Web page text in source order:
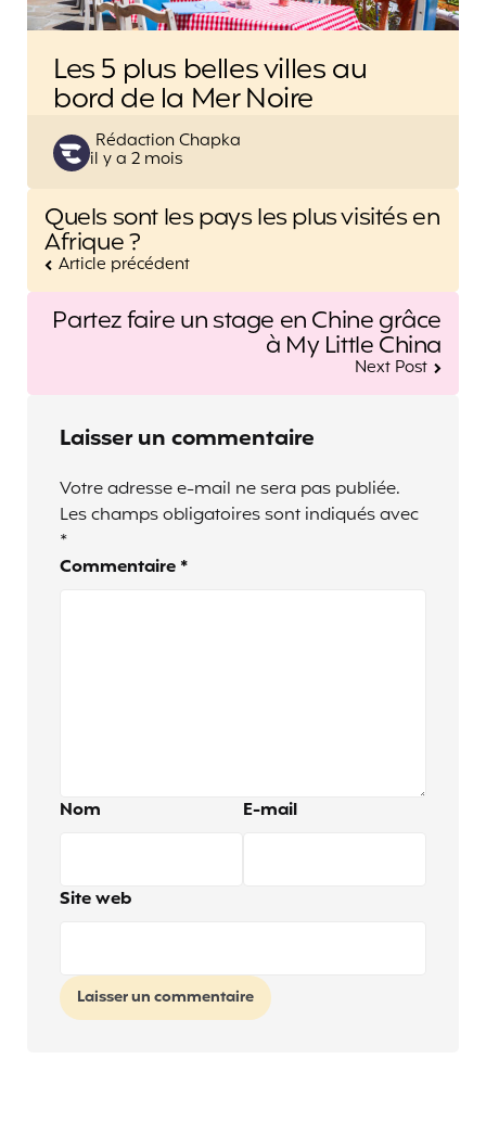
Les 5 plus belles villes au
bord de la Mer Noire
Posted
by
Rédaction Chapka
il y a 2 mois
Post
navigation
Quels sont les pays les plus visités en
Afrique ?
Article précédent
Partez faire un stage en Chine grâce
à My Little China
Next Post
Laisser un commentaire
Votre adresse e-mail ne sera pas publiée.
Les champs obligatoires sont indiqués avec
*
Commentaire *
Nom E-mail
Site web